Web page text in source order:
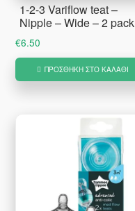
1-2-3 Variflow teat –
Nipple – Wide – 2 pack
€6.50
ΠΡΟΣΘΉΚΗ ΣΤΟ ΚΑΛΆΘΙ